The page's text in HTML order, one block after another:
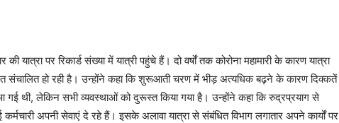
की यात्रा पर रिकार्ड संख्या में यात्री पहुंचे हैं। दो वर्षों तक कोरोना महामारी के कारण यात्रा
संचालित हो रही है। उन्होंने कहा कि शुरूआती चरण में भीड़ अत्यधिक बढ़ने के कारण दिक्कतें
थी, लेकिन सभी व्यवस्थाओं को दुरूस्त किया गया है। उन्होंने कहा कि रुद्रप्रयाग से
अपनी सेवाएं दे रहे हैं। इसके अलावा यात्रा से संबंधित विभाग लगातार अपने कार्यों पर